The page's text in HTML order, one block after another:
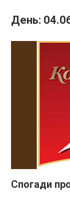
День:
Спогади